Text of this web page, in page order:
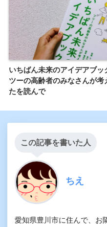
いちばん未来のアイデアブッ
ツーの高齢者のみなさんが考
たを読んで
この記事を書いた人
ちえ
愛知県豊川市に住んで、お